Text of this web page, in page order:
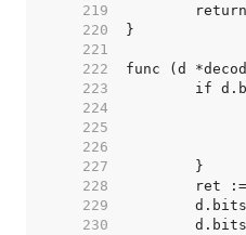
   219
   220
   221
   222
   223
   224
   225
   226
   227
   228
   229
   230